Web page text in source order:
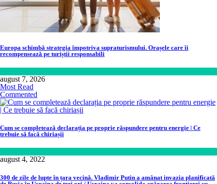
Europa schimbă strategia împotriva supraturismului. Orașele care îi
recompensează pe turiștii responsabili
august 7, 2026
Most Read
Commented
Cum se completează declarația pe proprie răspundere pentru energie | Ce
trebuie să facă chiriașii
august 4, 2022
300 de zile de lupte în țara vecină. Vladimir Putin a amânat invazia planificată